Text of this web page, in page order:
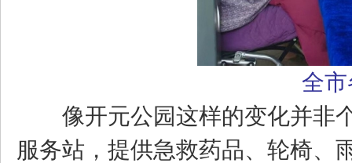
全
像开元公园这样的变化并非个
服务站，提供急救药品、轮椅、